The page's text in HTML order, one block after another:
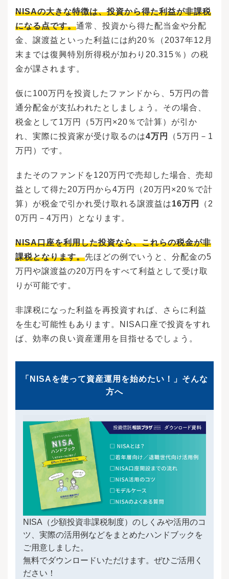
NISAの大きな特徴は、投資から得た利益が非課税
になる点です。通常、投資から得た配当金や分配
金、譲渡益といった利益には約20％（2037年12月
末までは復興特別所得税が加わり20.315％）の税
金が課されます。
仮に100万円を投資したファンドから、5万円の普
通分配金が支払われたとしましょう。その場合、
税金として1万円（5万円×20％で計算）が引か
れ、実際に投資家が受け取るのは4万円
（5万円－1
万円）です。
またそのファンドを120万円で売却した場合、売却
益として得た20万円から4万円（20万円×20％で計
算）が税金で引かれ受け取れる譲渡益は16万円
（2
0万円－4万円）となります。
NISA口座を利用した投資なら、これらの税金が非
課税となります。先ほどの例でいうと、分配金の5
万円や譲渡益の20万円をすべて利益として受け取
りが可能です。
非課税になった利益を再投資すれば、さらに利益
を生む可能性もあります。NISA口座で投資をすれ
ば、効率の良い資産運用を目指せるでしょう。
「NISAを使って資産運用を始めたい！」そんな
方へ
NISA（少額投資非課税制度）のしくみや活用のコ
ツ、実際の活用例などをまとめたハンドブックを
ご用意しました。
無料でダウンロードいただけます。ぜひご活用く
ださい！